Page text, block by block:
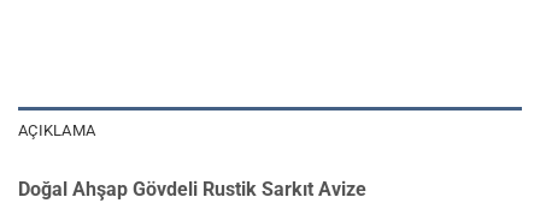
AÇIKLAMA
Doğal Ahşap Gövdeli Rustik Sarkıt Avize